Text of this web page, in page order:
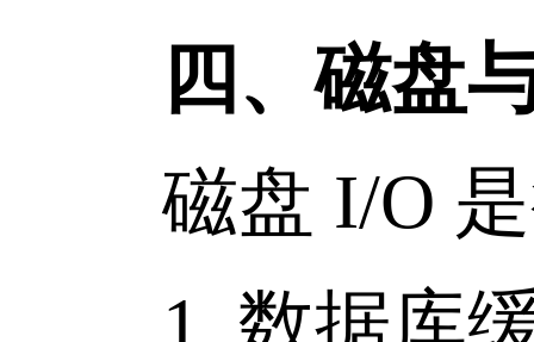
四、磁盘与
磁盘 I/O 是
1. 数据库缓